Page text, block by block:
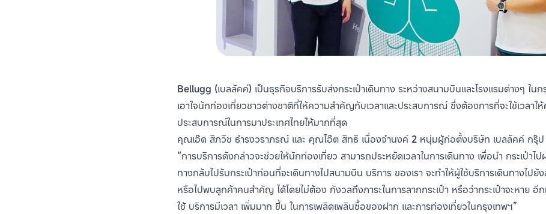
Bellugg (เบลลัคค์) เป็นธุรกิจบริการรับส่งกระเป๋าเดินทาง ระหว่างสนามบินและโรงแรมต่างๆ ใน
เอาใจนักท่องเที่ยวชาวต่างชาติที่ให้ความสำคัญกับเวลาและประสบการณ์ ซึ่งต้องการที่จะใช้เวลาใ
ประสบการณ์ในการมาประเทศไทยให้มากที่สุด
คุณเอ๊ด สิภวิช ธำรงวราภรณ์ และ คุณโอ๊ต สิทธิ เนื่องจำนงค์ 2 หนุ่มผู้ก่อตั้งบริษัท เบลลัคค์ กรุ๊
“การบริการดังกล่าวจะช่วยให้นักท่องเที่ยว สามารถประหยัดเวลาในการเดินทาง เพื่อนำ กระเป๋าไ
ทางกลับไปรับกระเป๋าก่อนที่จะเดินทางไปสนามบิน บริการ ของเรา จะทำให้ผู้ใช้บริการเดินทางไป
หรือไปพบลูกค้าคนสำคัญ ได้โดยไม่ต้อง กังวลถึงภาระในการลากกระเป๋า หรือว่ากระเป๋าจะหาย อี
ใช้ บริการมีเวลา เพิ่มมาก ขึ้น ในการเพลิดเพลินซื้อของฝาก และการท่องเที่ยวในกรุงเทพฯ”